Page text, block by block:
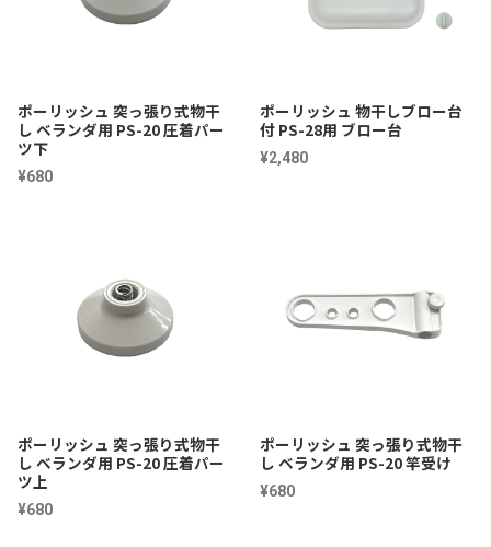
ポーリッシュ 突っ張り式物干
し ベランダ用 PS-20 圧着パー
ツ下
¥680
ポーリッシュ 物干しブロー台
付 PS-28用 ブロー台
¥2,480
ポーリッシュ 突っ張り式物干
し ベランダ用 PS-20 圧着パー
ツ上
¥680
ポーリッシュ 突っ張り式物干
し ベランダ用 PS-20 竿受け
¥680